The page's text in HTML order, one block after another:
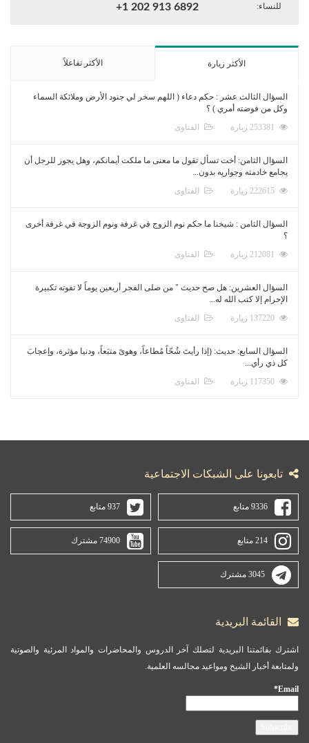
للنساء: +1 202 913 6892
الأكثر زيارة الأكثر تفاعلاً
السؤال الثالث عشر : حكم دعاء ( اللهم سخر لي جنود الأرض وملائكة السماء
وكل من فوضته أمري ) ؟
الفتاوى
السؤال الثامن: أخت تسأل تقول ما معنى ما ملكت أيمانكم، وهل يجوز للرجل أن
يجامع خادمته وجواريه بدون...
الفتاوى
السؤال الثامن : شيخنا ما حكم نوم الزوج في غرفة ونوم الزوجة في غرفة أخرى
؟
الفتاوى
السؤال العشرين: هل صح حديث " من صلى الفجر أربعين يوماً لا تفوته تكبيرة
الإحرام إلا كتب الله له...
الفتاوى
السؤال السابع: حديث: (إذا رأيتَ شُحّاً مُطاعاً، وهوىً متبَعاً، ودنيا مؤثرة، وإعجابَ
كل ذي رأي...
الفتاوى
تابعونا على الشبكات الاجتماعية
9336 متابع 937 متابع
214 متابع 74900 مشترك
3045 مشترك
القائمة البريدية
اشترك بقائمتنا البريدية لتصلك آخر الدروس والمحاضرات والمواد المرئية والصوتية
ولمتابعة أخبار الشيخ ومواعيد مجالسه العلمية.
Email*